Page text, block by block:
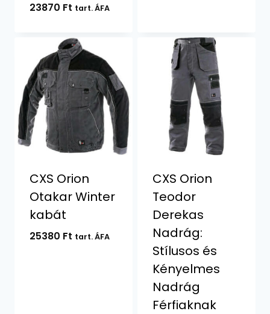
23870 Ft tart. ÁFA
CXS Orion
Otakar Winter
kabát
25380 Ft tart. ÁFA
CXS Orion
Teodor
Derekas
Nadrág:
Stílusos és
Kényelmes
Nadrág
Férfiaknak